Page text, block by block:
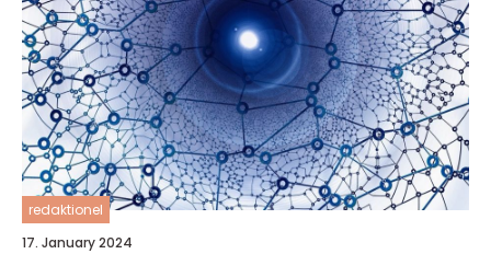
redaktionel
17. January 2024